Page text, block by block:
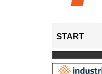
START